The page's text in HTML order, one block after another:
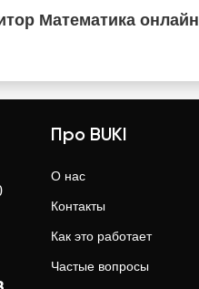
Математика онлайн
Про BUKI
О нас
Контакты
Как это работает
Частые вопросы